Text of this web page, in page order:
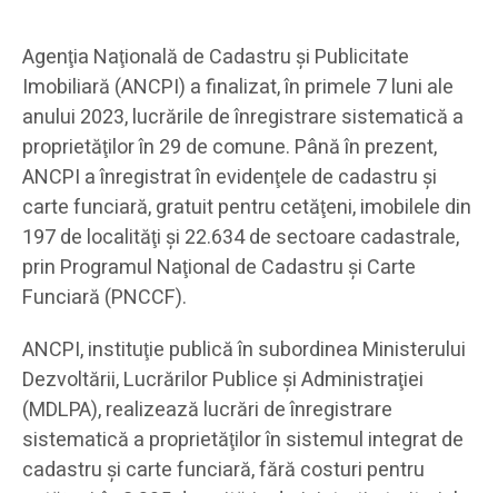
Agenţia Naţională de Cadastru şi Publicitate
Imobiliară (ANCPI) a finalizat, în primele 7 luni ale
anului 2023, lucrările de înregistrare sistematică a
proprietăţilor în 29 de comune. Până în prezent,
ANCPI a înregistrat în evidenţele de cadastru şi
carte funciară, gratuit pentru cetăţeni, imobilele din
197 de localităţi şi 22.634 de sectoare cadastrale,
prin Programul Naţional de Cadastru şi Carte
Funciară (PNCCF).
ANCPI, instituţie publică în subordinea Ministerului
Dezvoltării, Lucrărilor Publice şi Administraţiei
(MDLPA), realizează lucrări de înregistrare
sistematică a proprietăţilor în sistemul integrat de
cadastru şi carte funciară, fără costuri pentru